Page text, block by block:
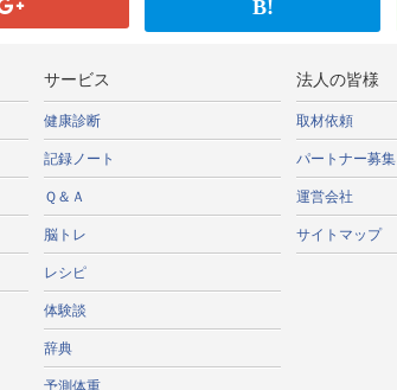
B!
サービス
健康診断
記録ノート
Ｑ＆Ａ
脳トレ
レシピ
体験談
辞典
予測体重
法人の皆様
取材依頼
パートナー募集
運営会社
サイトマップ